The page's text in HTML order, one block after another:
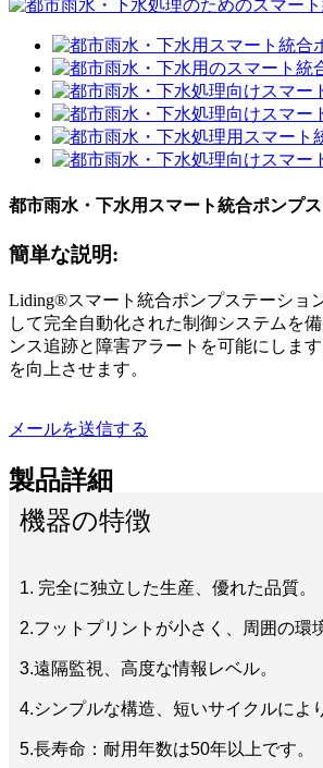
都市雨水・下水用スマート統合ポンプ
簡単な説明:
Liding®スマート統合ポンプステーショ
して完全自動化された制御システムを
ンス追跡と障害アラートを可能にしま
を向上させます。
メールを送信する
製品詳細
機器の特徴
1. 完全に独立した生産、優れた品質。
2.フットプリントが小さく、周囲の環
3.遠隔監視、高度な情報レベル。
4.シンプルな構造、短いサイクルによ
5.長寿命：耐用年数は50年以上です。